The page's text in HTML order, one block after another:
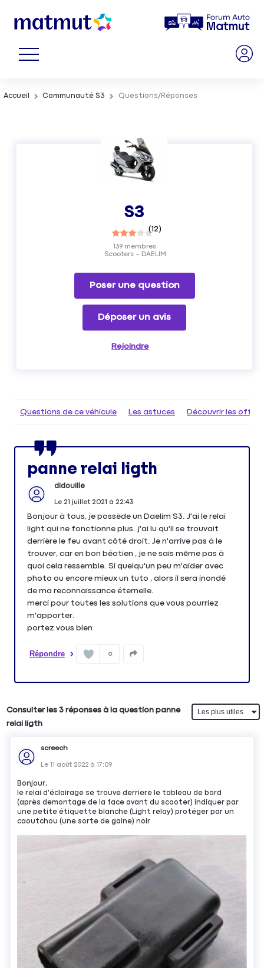
Accueil Communauté S3 Questions/Réponses
S3
(12)
Scooters DAELIM
139membres
Poser une question
Déposer un avis
Rejoindre
Questions de ce véhicule Les astuces Découvrir les
panne relai ligth
didouille
Le 21 juillet 2021 à 22:43
Bonjour à tous, je possède un Daelim S3. J'ai le relai
light qui ne fonctionne plus. j'ai lu qu'il se trouvait
derrière le feu avant côté droit. Je n'arrive pas à le
trouver, car en bon béotien , je ne sais même pas à
quoi cela ressemble. Si quelqu'un peu m'aider avec
photo ou encore mieux un tuto , alors il sera inondé
de ma reconnaissance éternelle.
merci pour toutes les solutions que vous pourriez
m'apporter.
portez vous bien
Répondre 0
Consulter les 3 réponses à la question panne
relai ligth
screech
Le11 août 2022 à17:09
Bonjour,
le relai d'éclairage se trouve derriere le tableau de bord
(après demontage de la face avant du scooter) indiquer par
une petite étiquette blanche (Light relay) protéger par un
caoutchou (une sorte de gaine) noir